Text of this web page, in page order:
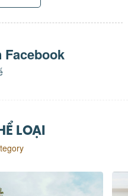
Facebook
LOẠI